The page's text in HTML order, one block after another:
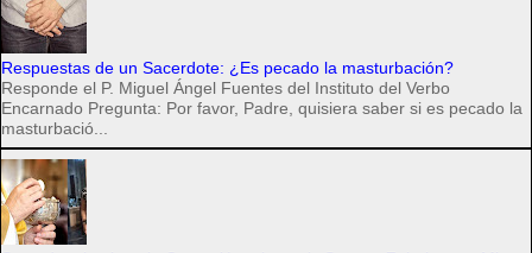
Respuestas de un Sacerdote: ¿Es pecado la masturbación?
Responde el P. Miguel Ángel Fuentes del Instituto del Verbo
Encarnado Pregunta: Por favor, Padre, quisiera saber si es pecado la
masturbació...